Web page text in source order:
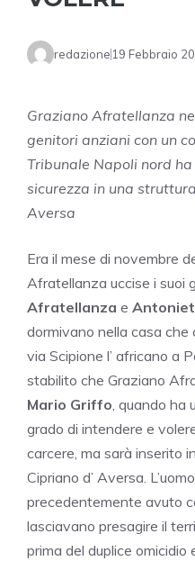
redazione 19 Febbraio
Graziano Afratellanza
genitori anziani con un
Tribunale Napoli nord
sicurezza in una
Aversa
Era il mese di novembre
Afratellanza uccise i suoi
Afratellanza e
dormivano nella casa che
via Scipione l’ africano a
stabilito che Graziano
Mario Griffo, quando ha
grado di intendere e
carcere, ma sarà inserito
Cipriano d’ Aversa.
precedentemente avuto
lasciavano presagire il
prima del duplice